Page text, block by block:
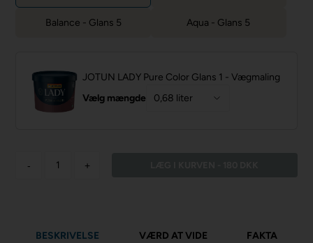
Balance - Glans 5 Aqua - Glans 5
JOTUN LADY Pure Color Glans 1 - Vægmaling
Vælg mængde
- +
BESKRIVELSE VÆRD AT VIDE FAKTA